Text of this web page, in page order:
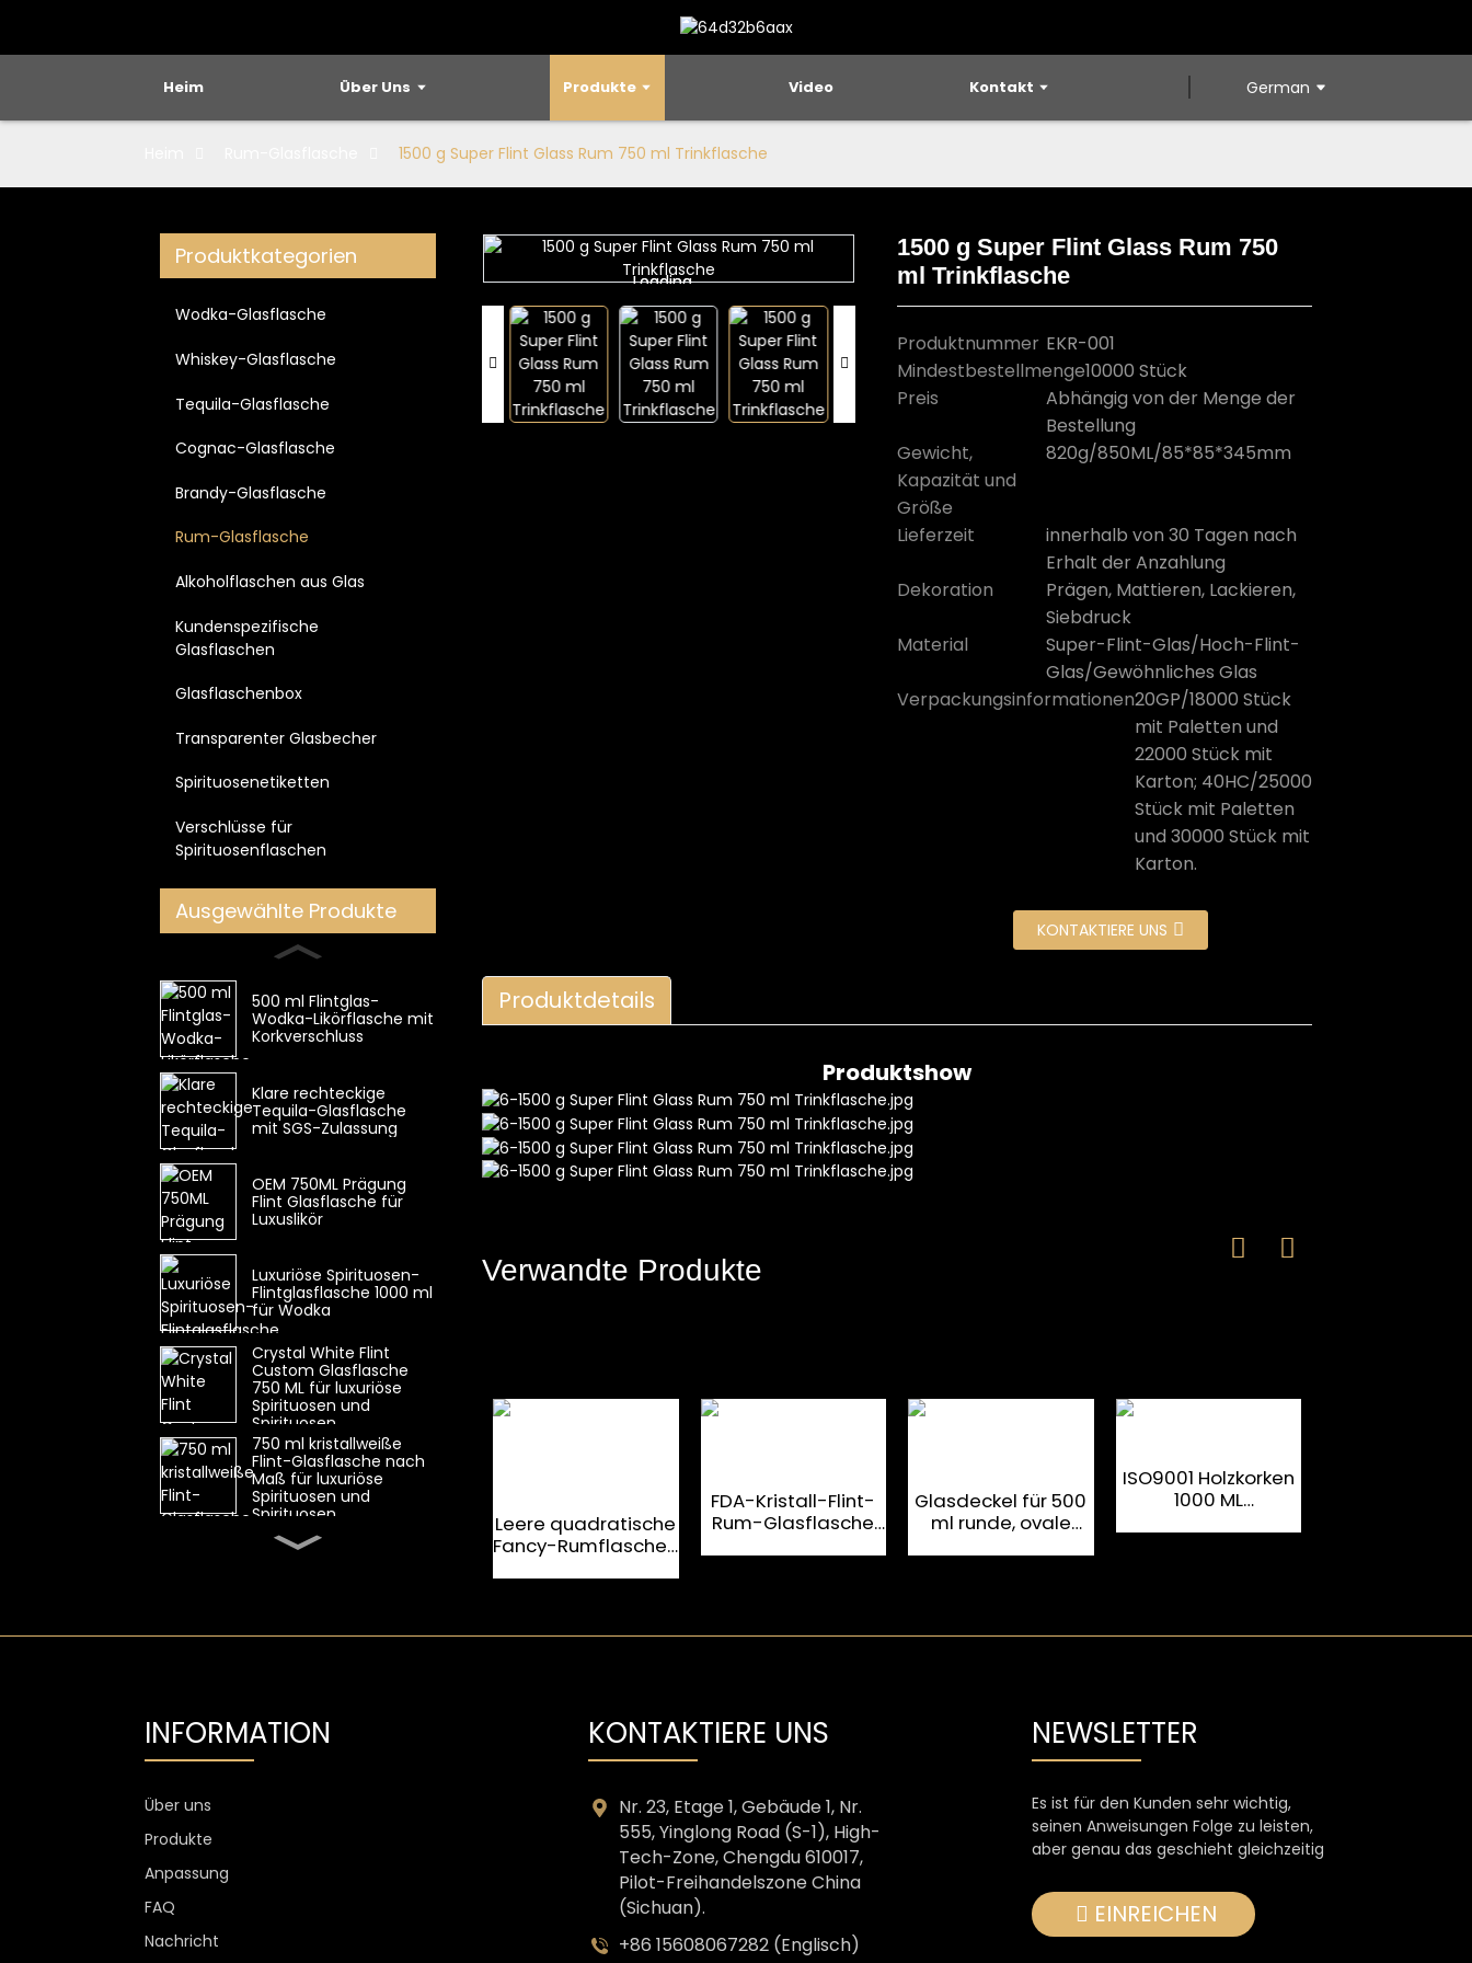
Heim Über Uns Produkte Video Kontakt German
1500 g Super Flint Glass Rum 750 ml Trinkflasche
Produktkategorien
Wodka-Glasflasche
Whiskey-Glasflasche
Tequila-Glasflasche
Cognac-Glasflasche
Brandy-Glasflasche
Rum-Glasflasche
Alkoholflaschen aus Glas
Kundenspezifische
Glasflaschen
Glasflaschenbox
Transparenter Glasbecher
Spirituosenetiketten
Verschlüsse für
Spirituosenflaschen
Ausgewählte Produkte
500 ml Flintglas-
Wodka-Likörflasche mit
Korkverschluss
Klare rechteckige
Tequila-Glasflasche
mit SGS-Zulassung
OEM 750ML Prägung
Flint Glasflasche für
Luxuslikör
Luxuriöse Spirituosen-
Flintglasflasche 1000 ml
für Wodka
Crystal White Flint
Custom Glasflasche
750 ML für luxuriöse
Spirituosen und
Spirituosen
750 ml kristallweiße
Flint-Glasflasche nach
Maß für luxuriöse
Spirituosen und
Spirituosen
Ovale 700-ml-
Transparente Flint-
1300 g Wodkaglas
personalisiert, 750 ml
Glas-
Loading...
Loading... Loading...
Loading... Loading...
Loading...
1500 g Super Flint Glass Rum 750
ml Trinkflasche
Produktnummer EKR-001
Mindestbestellmenge10000 Stück
Preis
Abhängig von der Menge der
Bestellung
Gewicht,
Kapazität und
Größe
820g/850ML/85*85*345mm
Lieferzeit
innerhalb von 30 Tagen nach
Erhalt der Anzahlung
Dekoration
Prägen, Mattieren, Lackieren,
Siebdruck
Material
Super-Flint-Glas/Hoch-Flint-
Glas/Gewöhnliches Glas
Verpackungsinformationen20GP/18000 Stück
mit Paletten und
22000 Stück mit
Karton; 40HC/25000
Stück mit Paletten
und 30000 Stück mit
Karton.
KONTAKTIERE UNS
Produktdetails
Produktshow
Verwandte Produkte
Leere quadratische
Fancy-Rumflaschen
FDA-Kristall-Flint-
Rum-Glasflasche
Glasdeckel für 500
ml runde, ovale
ISO9001 Holzkorken
1000 ML
INFORMATION
Über uns
Produkte
Anpassung
FAQ
Nachricht
KONTAKTIERE UNS
Nr. 23, Etage 1, Gebäude 1, Nr.
555, Yinglong Road (S-1), High-
Tech-Zone, Chengdu 610017,
Pilot-Freihandelszone China
(Sichuan).
+86 15608067282 (Englisch)
NEWSLETTER
Es ist für den Kunden sehr wichtig,
seinen Anweisungen Folge zu leisten,
aber genau das geschieht gleichzeitig
EINREICHEN